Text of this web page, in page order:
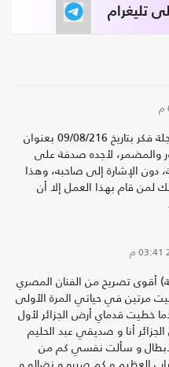
تليغرام
هذا المقال لي وكنت قد نشرته في مجلة فكر بتاريخ 09/08/216 بعنوان
والمضمر، لأجده صدفة على
دون الإشارة إلى صاحبه، وهذا
لمن قام بهذا العمل إلا أن
03:41 م
أقوى تصريح من الفنان المصري
مرتين في حياتي المرة الأولى
خطيت قدماي أرض الجزائر لأول
الجزائر أنا و صديقي عبد الحليم
و سألت نفسي كم من